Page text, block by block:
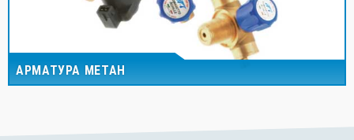
АРМАТУРА МЕТАН